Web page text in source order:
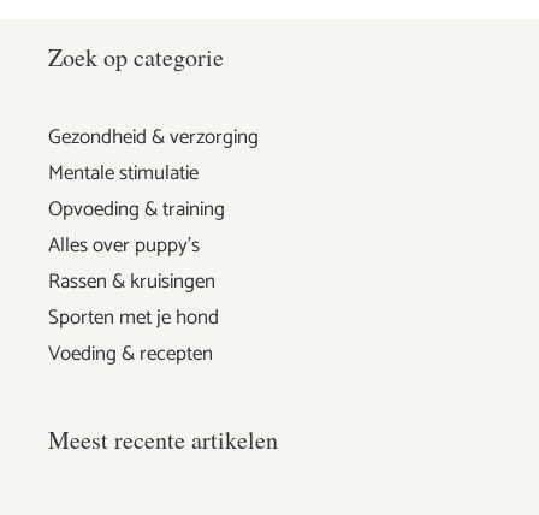
Zoek op categorie
Gezondheid & verzorging
Mentale stimulatie
Opvoeding & training
Alles over puppy's
Rassen & kruisingen
Sporten met je hond
Voeding & recepten
Meest recente artikelen